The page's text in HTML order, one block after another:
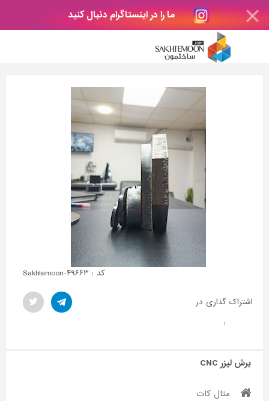
ما را در اینستاگرام دنبال کنید
کد : Sakhtemoon-۴۹۶۶۳
اشتراک گذاری در
:
برش لیزر CNC
متال کات